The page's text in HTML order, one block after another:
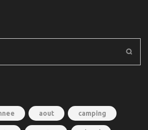
aout camping